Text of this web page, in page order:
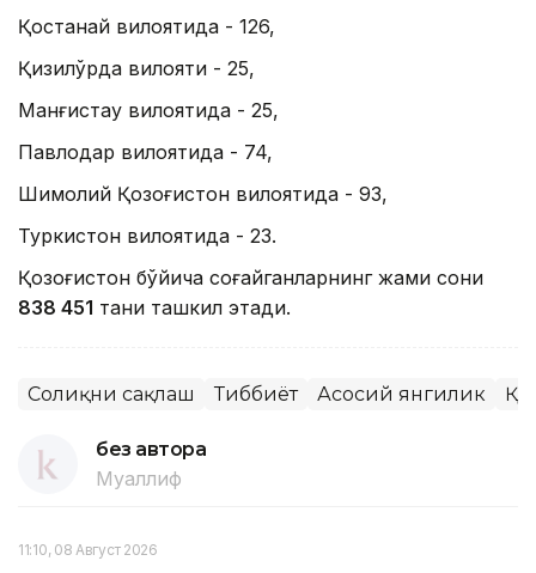
Қостанай вилоятида - 126,
Қизилўрда вилояти - 25,
Манғистау вилоятида - 25,
Павлодар вилоятида - 74,
Шимолий Қозоғистон вилоятида - 93,
Туркистон вилоятида - 23.
Қозоғистон бўйича соғайганларнинг жами сони
838 451 тани ташкил этади.
Соғлиқни сақлаш Тиббиёт Асосий янгилик ҚР
без автора
Муаллиф
11:10, 08 Август 2026